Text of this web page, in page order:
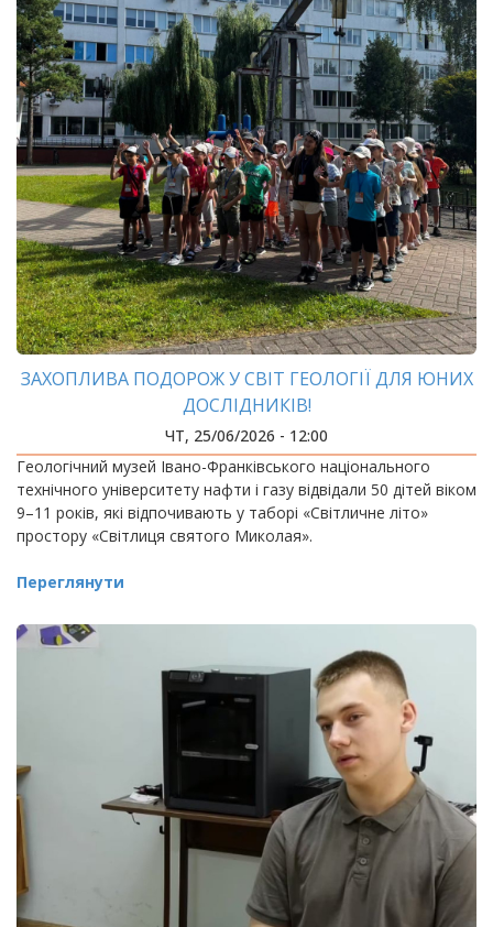
ЗАХОПЛИВА ПОДОРОЖ У СВІТ ГЕОЛОГІЇ ДЛЯ ЮНИХ
ДОСЛІДНИКІВ!
ЧТ, 25/06/2026 - 12:00
Геологічний музей Івано-Франківського національного
технічного університету нафти і газу відвідали 50 дітей віком
9–11 років, які відпочивають у таборі «Світличне літо»
простору «Світлиця святого Миколая».
Переглянути